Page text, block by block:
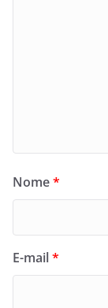
Nome*
E-mail*